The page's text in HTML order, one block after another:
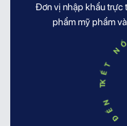
Đơn vị nhập khẩu trực
phẩm mỹ phẩm
KẾT